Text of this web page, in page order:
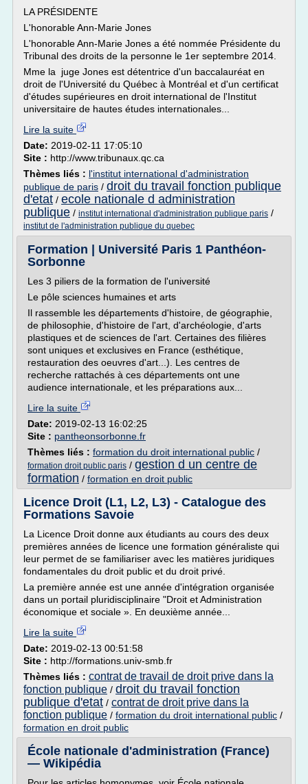
LA PRÉSIDENTE
L'honorable Ann-Marie Jones
L'honorable Ann-Marie Jones a été nommée Présidente du
Tribunal des droits de la personne le 1er septembre 2014.
Mme la juge Jones est détentrice d'un baccalauréat en
droit de l'Université du Québec à Montréal et d'un certificat
d'études supérieures en droit international de l'Institut
universitaire de hautes études internationales...
Lire la suite
Date: 2019-02-11 17:05:10
Site : http://www.tribunaux.qc.ca
Thèmes liés : l'institut international d'administration
publique de paris / droit du travail fonction publique
d'etat / ecole nationale d administration
publique / institut international d'administration publique paris /
institut de l'administration publique du quebec
Formation | Université Paris 1 Panthéon-
Sorbonne
Les 3 piliers de la formation de l'université
Le pôle sciences humaines et arts
Il rassemble les départements d'histoire, de géographie,
de philosophie, d'histoire de l'art, d'archéologie, d'arts
plastiques et de sciences de l'art. Certaines des filières
sont uniques et exclusives en France (esthétique,
restauration des oeuvres d'art...). Les centres de
recherche rattachés à ces départements ont une
audience internationale, et les préparations aux...
Lire la suite
Date: 2019-02-13 16:02:25
Site : pantheonsorbonne.fr
Thèmes liés : formation du droit international public /
formation droit public paris / gestion d un centre de
formation / formation en droit public
Licence Droit (L1, L2, L3) - Catalogue des
Formations Savoie
La Licence Droit donne aux étudiants au cours des deux
premières années de licence une formation généraliste qui
leur permet de se familiariser avec les matières juridiques
fondamentales du droit public et du droit privé.
La première année est une année d'intégration organisée
dans un portail pluridisciplinaire "Droit et Administration
économique et sociale ». En deuxième année...
Lire la suite
Date: 2019-02-13 00:51:58
Site : http://formations.univ-smb.fr
Thèmes liés : contrat de travail de droit prive dans la
fonction publique / droit du travail fonction
publique d'etat / contrat de droit prive dans la
fonction publique / formation du droit international public /
formation en droit public
École nationale d'administration (France)
— Wikipédia